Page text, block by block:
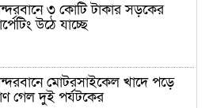
৩ কোটি টাকার সড়কের
উঠে যাচ্ছে
মোটরসাইকেল খাদে পড়ে
গেল দুই পর্যটকের